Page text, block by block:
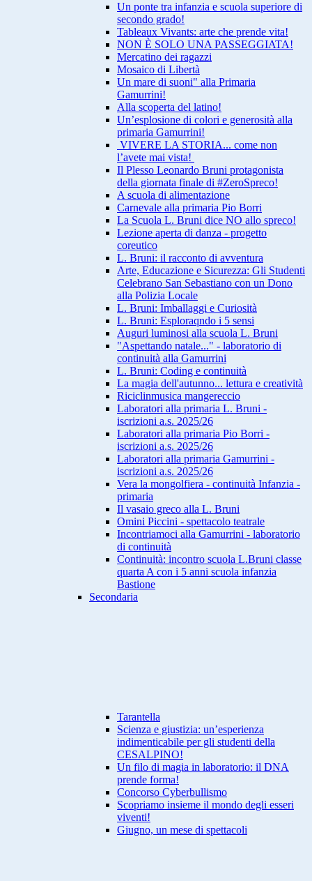
Un ponte tra infanzia e scuola superiore di
secondo grado!
Tableaux Vivants: arte che prende vita!
NON È SOLO UNA PASSEGGIATA!
Mercatino dei ragazzi
Mosaico di Libertà
Un mare di suoni" alla Primaria
Gamurrini!
Alla scoperta del latino!
Un’esplosione di colori e generosità alla
primaria Gamurrini!
VIVERE LA STORIA... come non
l’avete mai vista!
Il Plesso Leonardo Bruni protagonista
della giornata finale di #ZeroSpreco!
A scuola di alimentazione
Carnevale alla primaria Pio Borri
La Scuola L. Bruni dice NO allo spreco!
Lezione aperta di danza - progetto
coreutico
L. Bruni: il racconto di avventura
Arte, Educazione e Sicurezza: Gli Studenti
Celebrano San Sebastiano con un Dono
alla Polizia Locale
L. Bruni: Imballaggi e Curiosità
L. Bruni: Esploraqndo i 5 sensi
Auguri luminosi alla scuola L. Bruni
"Aspettando natale..." - laboratorio di
continuità alla Gamurrini
L. Bruni: Coding e continuità
La magia dell'autunno... lettura e creatività
Riciclinmusica mangereccio
Laboratori alla primaria L. Bruni -
iscrizioni a.s. 2025/26
Laboratori alla primaria Pio Borri -
iscrizioni a.s. 2025/26
Laboratori alla primaria Gamurrini -
iscrizioni a.s. 2025/26
Vera la mongolfiera - continuità Infanzia -
primaria
Il vasaio greco alla L. Bruni
Omini Piccini - spettacolo teatrale
Incontriamoci alla Gamurrini - laboratorio
di continuità
Continuità: incontro scuola L.Bruni classe
quarta A con i 5 anni scuola infanzia
Bastione
Secondaria
Tarantella
Scienza e giustizia: un’esperienza
indimenticabile per gli studenti della
CESALPINO!
Un filo di magia in laboratorio: il DNA
prende forma!
Concorso Cyberbullismo
Scopriamo insieme il mondo degli esseri
viventi!
Giugno, un mese di spettacoli